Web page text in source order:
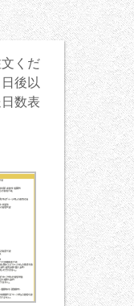
くだ
後以
数表